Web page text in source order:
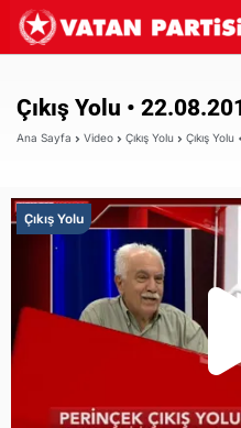
Çıkış Yolu •
Ana Sayfa Video Çıkış Yolu Çıkış
Çıkış Yolu